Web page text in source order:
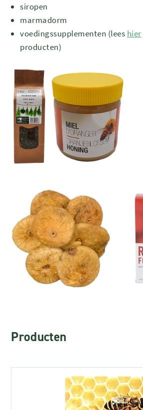
siropen
marmadorm
voedingssupplementen (lees hier
producten)
Producten